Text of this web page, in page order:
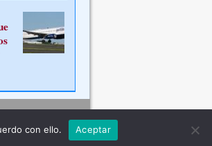
con ello. Aceptar